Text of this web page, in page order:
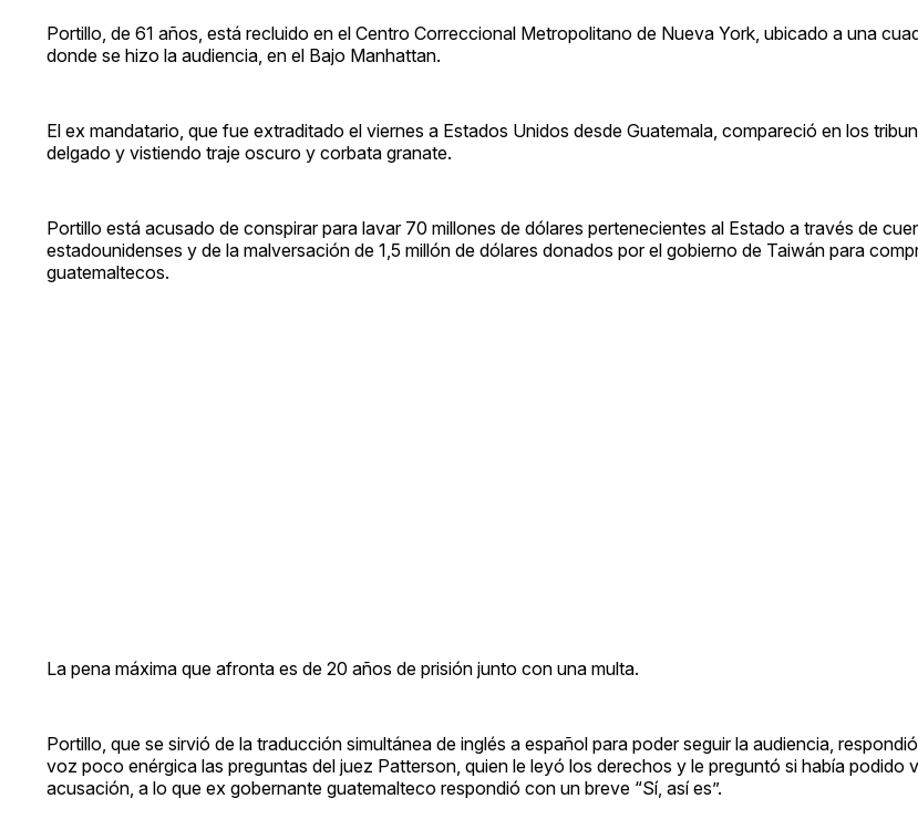
Portillo, de 61 años, está recluido en el Centro Correccional Metropolitano de Nueva York, ubicado a una
donde se hizo la audiencia, en el Bajo Manhattan.
El ex mandatario, que fue extraditado el viernes a Estados Unidos desde Guatemala, compareció en los
delgado y vistiendo traje oscuro y corbata granate.
Portillo está acusado de conspirar para lavar 70 millones de dólares pertenecientes al Estado a través de
estadounidenses y de la malversación de 1,5 millón de dólares donados por el gobierno de Taiwán para
guatemaltecos.
La pena máxima que afronta es de 20 años de prisión junto con una multa.
Portillo, que se sirvió de la traducción simultánea de inglés a español para poder seguir la audiencia,
voz poco enérgica las preguntas del juez Patterson, quien le leyó los derechos y le preguntó si había podido
acusación, a lo que ex gobernante guatemalteco respondió con un breve “Sí, así es”.